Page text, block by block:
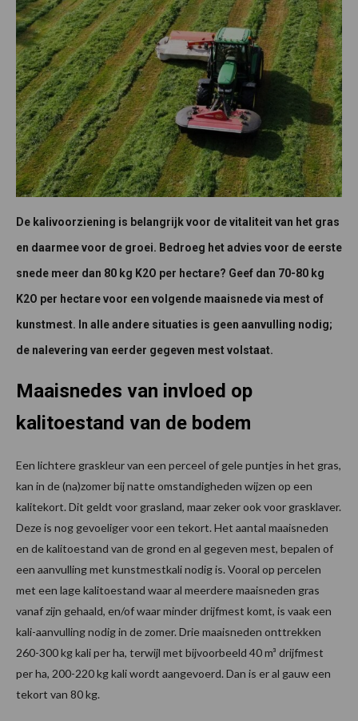
De kalivoorziening is belangrijk voor de vitaliteit van het gras
en daarmee voor de groei. Bedroeg het advies voor de eerste
snede meer dan 80 kg K2O per hectare? Geef dan 70-80 kg
K2O per hectare voor een volgende maaisnede via mest of
kunstmest. In alle andere situaties is geen aanvulling nodig;
de nalevering van eerder gegeven mest volstaat.
Maaisnedes van invloed op
kalitoestand van de bodem
Een lichtere graskleur van een perceel of gele puntjes in het gras,
kan in de (na)zomer bij natte omstandigheden wijzen op een
kalitekort. Dit geldt voor grasland, maar zeker ook voor grasklaver.
Deze is nog gevoeliger voor een tekort. Het aantal maaisneden
en de kalitoestand van de grond en al gegeven mest, bepalen of
een aanvulling met kunstmestkali nodig is. Vooral op percelen
met een lage kalitoestand waar al meerdere maaisneden gras
vanaf zijn gehaald, en/of waar minder drijfmest komt, is vaak een
kali-aanvulling nodig in de zomer. Drie maaisneden onttrekken
260-300 kg kali per ha, terwijl met bijvoorbeeld 40 m³ drijfmest
per ha, 200-220 kg kali wordt aangevoerd. Dan is er al gauw een
tekort van 80 kg.